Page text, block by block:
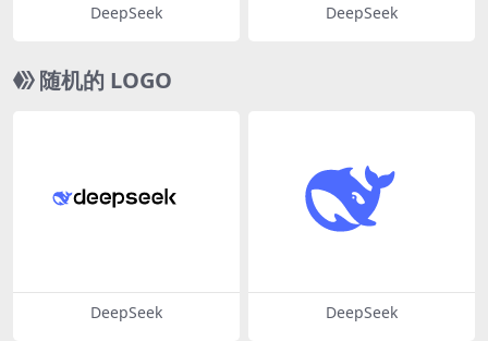
DeepSeek DeepSeek
随机的 LOGO
DeepSeek DeepSeek